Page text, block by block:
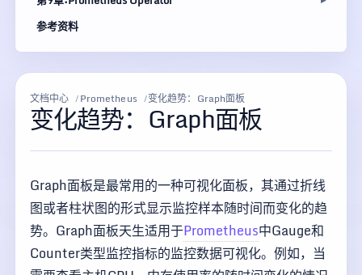
参考资料
文档中心 Prometheus 变化趋势：Graph面板
变化趋势：Graph面板
Graph面板是最常用的一种可视化面板，其通过折线
图或者柱状图的形式显示监控样本随时间而变化的趋
势。Graph面板天生适用于Prometheus中Gauge和
Counter类型监控指标的监控数据可视化。例如，当